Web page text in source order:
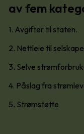
av fem
1. Avgifter til staten.
2. Nettleie til
3. Selve
4. Påslag fra
5. Strømstøtte